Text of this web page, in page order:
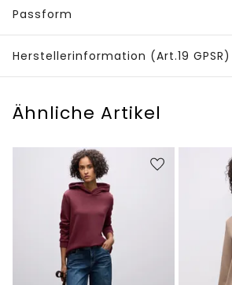
Passform
Herstellerinformation (Art.19 GPSR)
Ähnliche Artikel